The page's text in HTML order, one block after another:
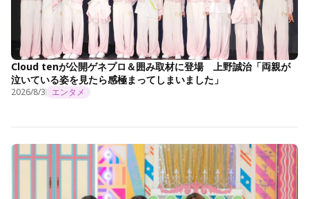
Cloud tenが公開ゲネプロ＆囲み取材に登場 上野誠治「両親が
泣いている姿を見たら感極まってしまいました」
2026/8/3 エンタメ